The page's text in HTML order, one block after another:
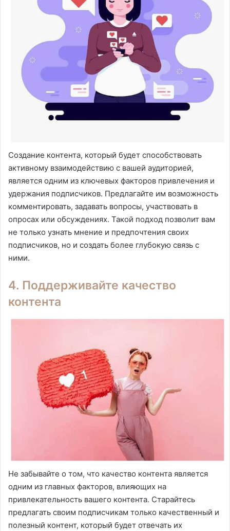
Создание контента, который будет способствовать
активному взаимодействию с вашей аудиторией,
является одним из ключевых факторов привлечения и
удержания подписчиков. Предлагайте им возможность
комментировать, задавать вопросы, участвовать в
опросах или обсуждениях. Такой подход позволит вам
не только узнать мнение и предпочтения своих
подписчиков, но и создать более глубокую связь с
ними.
4. Поддерживайте качество
контента
Не забывайте о том, что качество контента является
одним из главных факторов, влияющих на
привлекательность вашего контента. Старайтесь
предлагать своим подписчикам только качественный и
полезный контент, который будет отвечать их